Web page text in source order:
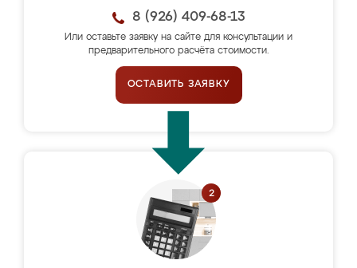
8 (926) 409-68-13
Или оставьте заявку на сайте для консультации и
предварительного расчёта стоимости.
ОСТАВИТЬ ЗАЯВКУ